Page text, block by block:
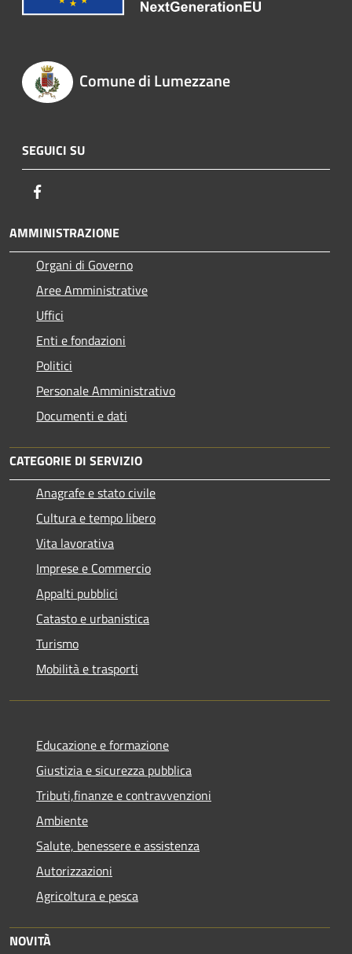
Comune di Lumezzane
SEGUICI SU
AMMINISTRAZIONE
Organi di Governo
Aree Amministrative
Uffici
Enti e fondazioni
Politici
Personale Amministrativo
Documenti e dati
CATEGORIE DI SERVIZIO
Anagrafe e stato civile
Cultura e tempo libero
Vita lavorativa
Imprese e Commercio
Appalti pubblici
Catasto e urbanistica
Turismo
Mobilità e trasporti
Educazione e formazione
Giustizia e sicurezza pubblica
Tributi,finanze e contravvenzioni
Ambiente
Salute, benessere e assistenza
Autorizzazioni
Agricoltura e pesca
NOVITÀ